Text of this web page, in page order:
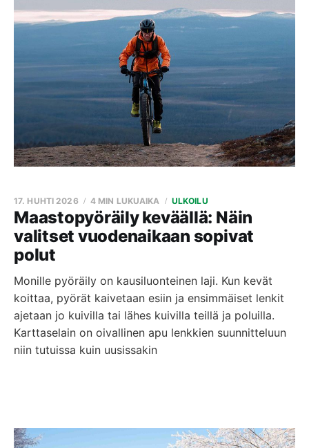
Maastopyöräily keväällä: Näin
valitset vuodenaikaan sopivat
polut
17. HUHTI 2026 4 MIN LUKUAIKA ULKOILU
Monille pyöräily on kausiluonteinen laji. Kun kevät
koittaa, pyörät kaivetaan esiin ja ensimmäiset lenkit
ajetaan jo kuivilla tai lähes kuivilla teillä ja poluilla.
Karttaselain on oivallinen apu lenkkien suunnitteluun
niin tutuissa kuin uusissakin